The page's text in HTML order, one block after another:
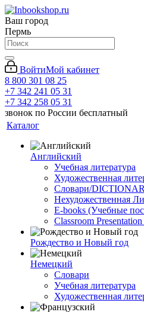
Ваш город
Пермь
ВойтиМой кабинет
8 800 301 08 25
+7 342 241 05 31
+7 342 258 05 31
звонок по России бесплатный
Каталог
Английский
Учебная литература
Художественная
Словари/
Нехудожественная
E-books (Учебные
Classroom
Рождество и Новый год
Немецкий
Словари
Учебная литература
Художественная